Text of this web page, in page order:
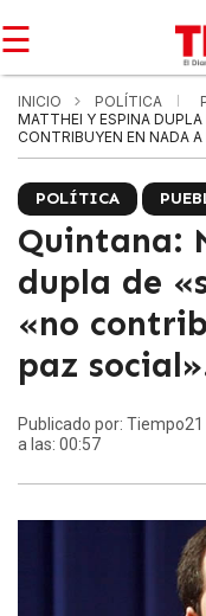
☰
INICIO POLÍTICA
MATTHEI Y ESPINA
CONTRIBUYEN EN NADA A
POLÍTICA
Quintana:
dupla de
«no
paz
Publicado por: Tiempo21 |
a las: 00:57